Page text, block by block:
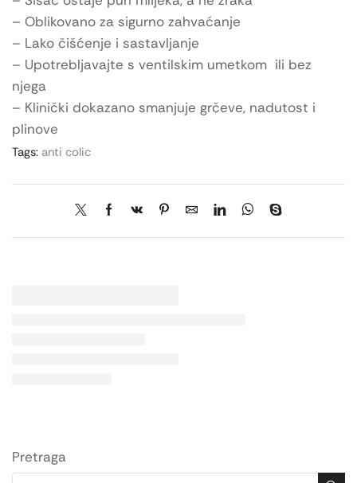
– Oblikovano za sigurno zahvaćanje
– Lako čišćenje i sastavljanje
– Upotrebljavajte s ventilskim umetkom ili bez
njega
– Klinički dokazano smanjuje grčeve, nadutost i
plinove
Tags: anti colic
Pretraga